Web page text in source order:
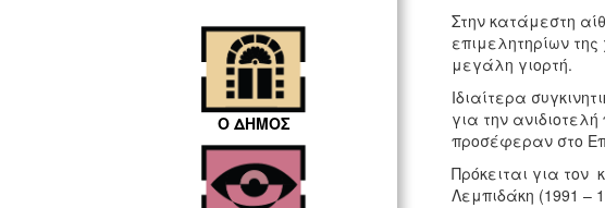
Ο ΔΗΜΟΣ
Στην κατάμεστη
επιμελητηρίων
μεγάλη γιορτή.
Ιδιαίτερα
για την
προσέφεραν στο
Πρόκειται για τον
Λεμπιδάκη (1991 –